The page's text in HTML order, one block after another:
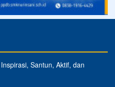
Santun, Aktif, dan